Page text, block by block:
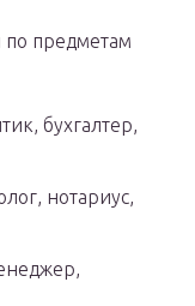
предметам
бухгалтер,
нотариус,